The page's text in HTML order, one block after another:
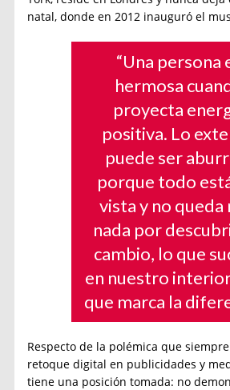
natal, donde en 2012 inauguró el
“Una persona
hermosa
proyecta
positiva. Lo
puede ser
porque todo
vista y no queda
nada por
cambio, lo que
en nuestro
que marca la
Respecto de la polémica que
retoque digital en publicidades y
tiene una posición tomada: no